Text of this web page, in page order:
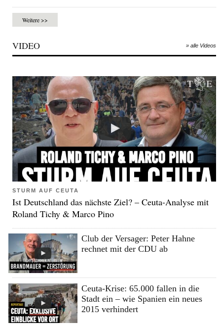
Weitere >>
VIDEO » alle Videos
STURM AUF CEUTA
Ist Deutschland das nächste Ziel? – Ceuta-Analyse mit
Roland Tichy & Marco Pino
Club der Versager: Peter Hahne
rechnet mit der CDU ab
Ceuta-Krise: 65.000 fallen in die
Stadt ein – wie Spanien ein neues
2015 verhindert